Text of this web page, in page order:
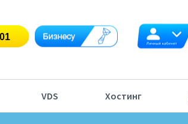
VDS Хостинг